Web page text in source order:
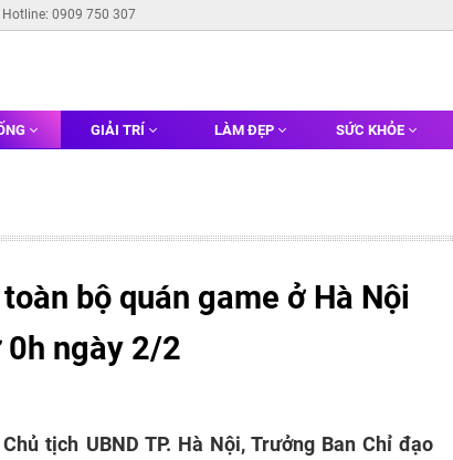
Hotline: 0909 750 307
GIẢI TRÍ LÀM ĐẸP SỨC KHỎE
bộ quán game ở Hà Nội
ngày 2/2
tịch UBND TP. Hà Nội, Trưởng Ban Chỉ đạo